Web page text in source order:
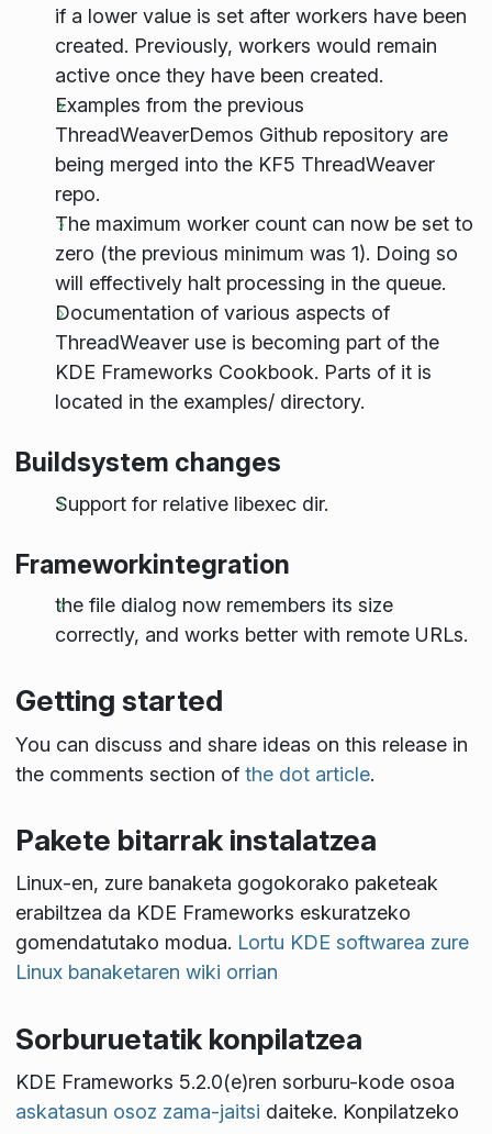
if a lower value is set after workers have been
created. Previously, workers would remain
active once they have been created.
Examples from the previous
ThreadWeaverDemos Github repository are
being merged into the KF5 ThreadWeaver
repo.
The maximum worker count can now be set to
zero (the previous minimum was 1). Doing so
will effectively halt processing in the queue.
Documentation of various aspects of
ThreadWeaver use is becoming part of the
KDE Frameworks Cookbook. Parts of it is
located in the examples/ directory.
Buildsystem changes
Support for relative libexec dir.
Frameworkintegration
the file dialog now remembers its size
correctly, and works better with remote URLs.
Getting started
You can discuss and share ideas on this release in
the comments section of the dot article.
Pakete bitarrak instalatzea
Linux-en, zure banaketa gogokorako paketeak
erabiltzea da KDE Frameworks eskuratzeko
gomendatutako modua. Lortu KDE softwarea zure
Linux banaketaren wiki orrian
Sorburuetatik konpilatzea
KDE Frameworks 5.2.0(e)ren sorburu-kode osoa
askatasun osoz zama-jaitsi daiteke. Konpilatzeko